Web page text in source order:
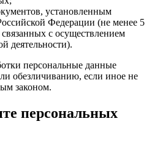
установленным
Федерации (не менее 5
с осуществлением
деятельности).
персональные данные
обезличиванию, если иное не
законом.
персональных